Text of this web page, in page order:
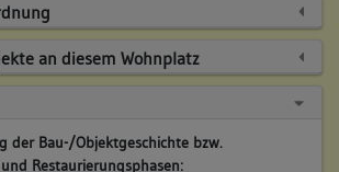
an diesem Wohnplatz
der Bau-/Objektgeschichte bzw.
Restaurierungsphasen: